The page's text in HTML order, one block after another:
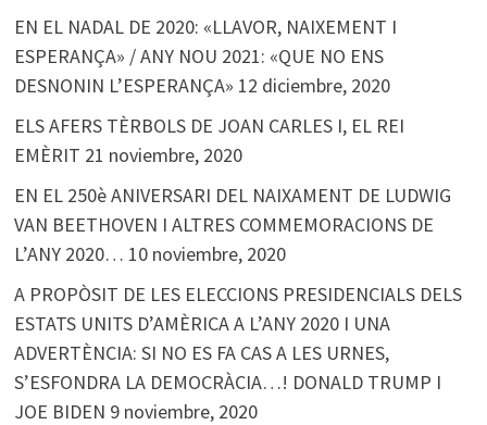
EN EL NADAL DE 2020: «LLAVOR, NAIXEMENT I
ESPERANÇA» / ANY NOU 2021: «QUE NO ENS
DESNONIN L’ESPERANÇA» 12 diciembre, 2020
ELS AFERS TÈRBOLS DE JOAN CARLES I, EL REI
EMÈRIT 21 noviembre, 2020
EN EL 250è ANIVERSARI DEL NAIXAMENT DE LUDWIG
VAN BEETHOVEN I ALTRES COMMEMORACIONS DE
L’ANY 2020… 10 noviembre, 2020
A PROPÒSIT DE LES ELECCIONS PRESIDENCIALS DELS
ESTATS UNITS D’AMÈRICA A L’ANY 2020 I UNA
ADVERTÈNCIA: SI NO ES FA CAS A LES URNES,
S’ESFONDRA LA DEMOCRÀCIA…! DONALD TRUMP I
JOE BIDEN 9 noviembre, 2020